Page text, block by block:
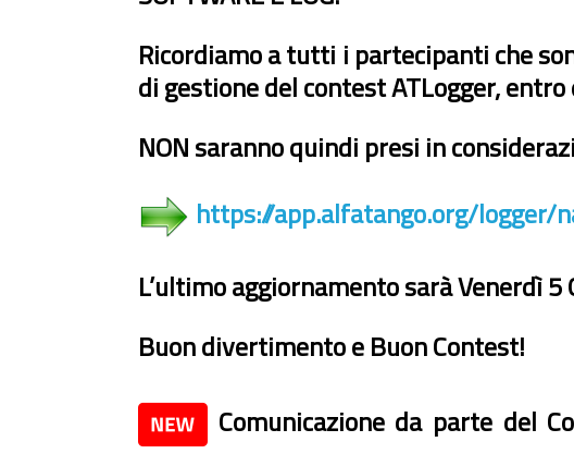
Ricordiamo a tutti i partecipanti che
di gestione del contest ATLogger,
NON saranno quindi presi in
https://app.alfatango.org/logger/
L’ultimo aggiornamento sarà Venerdì
Buon divertimento e Buon Contest!
Comunicazione da parte del